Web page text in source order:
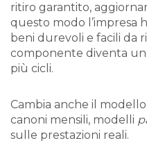
ritiro garantito,
questo modo l’impresa
beni durevoli e facili da
componente diventa
più cicli.
Cambia anche il
canoni mensili, modelli
sulle prestazioni reali.